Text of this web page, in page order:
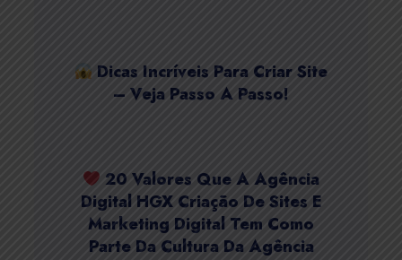
Dicas Incríveis Para Criar Site
– Veja Passo A Passo!
20 Valores Que A Agência
Digital HGX Criação De Sites E
Marketing Digital Tem Como
Parte Da Cultura Da Agência